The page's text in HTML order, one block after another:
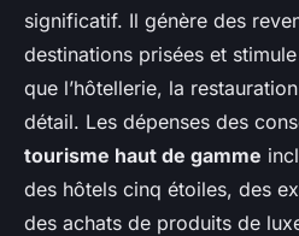
significatif. Il génère des
destinations prisées et
que l’hôtellerie, la
détail. Les dépenses des
tourisme haut de gamme
des hôtels cinq étoiles, des
des achats de produits de